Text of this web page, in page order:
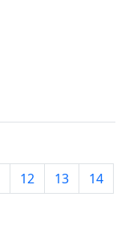
12 13
14